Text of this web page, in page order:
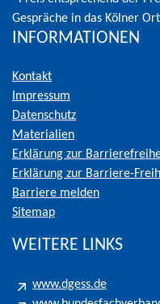
INFORMATIONEN
Kontakt
Impressum
Datenschutz
Materialien
Erklärung zur
Erklärung zur Barriere-
Barriere melden
Sitemap
Gespräche in das Kölner
WEITERE LINKS
www.dgess.de